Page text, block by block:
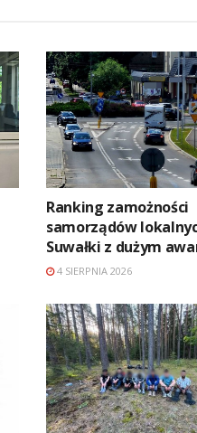
Ranking zamożności
samorządów
Suwałki z dużym
4 SIERPNIA 2026